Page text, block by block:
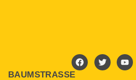
BAUMSTRASSE